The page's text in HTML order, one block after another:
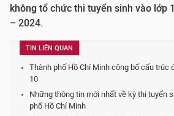
không tổ chức thi tuyển sinh vào lớp
– 2024.
TIN LIÊN QUAN
Thành phố Hồ Chí Minh công bố cấu trúc
10
Những thông tin mới nhất về kỳ thi tuyển
phố Hồ Chí Minh